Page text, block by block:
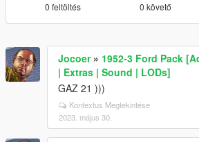
0 feltöltés 0 követő
Jocoer» 1952-3 Ford Pack
| Extras | Sound | LODs]
GAZ 21 )))
Kontextus Megtekintése
2023. május 30.